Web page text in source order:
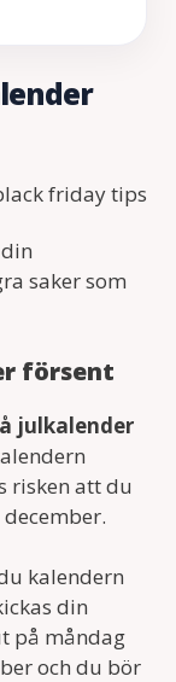
saker som
försent
julkalender
risken att du
kalendern
din
på måndag
och du bör